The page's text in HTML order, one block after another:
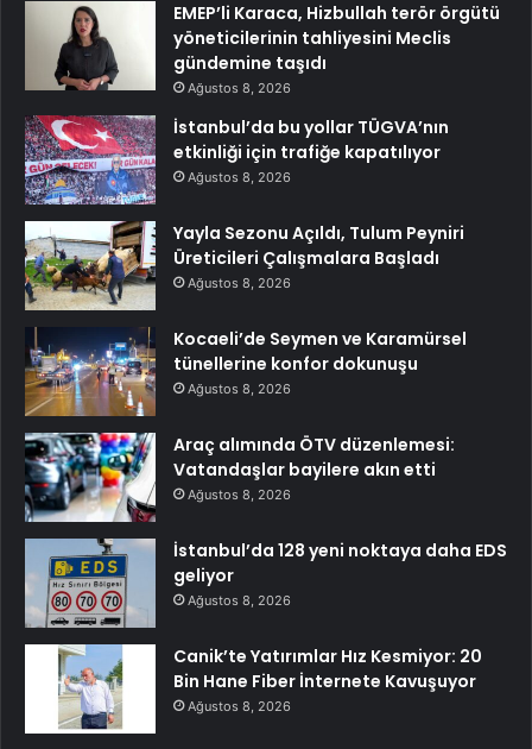
EMEP’li Karaca, Hizbullah terör örgütü
yöneticilerinin tahliyesini Meclis
gündemine taşıdı
Ağustos 8, 2026
İstanbul’da bu yollar TÜGVA’nın
etkinliği için trafiğe kapatılıyor
Ağustos 8, 2026
Yayla Sezonu Açıldı, Tulum Peyniri
Üreticileri Çalışmalara Başladı
Ağustos 8, 2026
Kocaeli’de Seymen ve Karamürsel
tünellerine konfor dokunuşu
Ağustos 8, 2026
Araç alımında ÖTV düzenlemesi:
Vatandaşlar bayilere akın etti
Ağustos 8, 2026
İstanbul’da 128 yeni noktaya daha EDS
geliyor
Ağustos 8, 2026
Canik’te Yatırımlar Hız Kesmiyor: 20
Bin Hane Fiber İnternete Kavuşuyor
Ağustos 8, 2026